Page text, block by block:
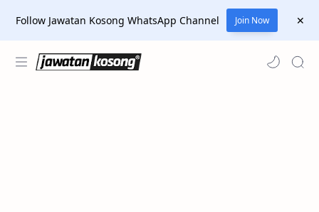
Follow Jawatan Kosong WhatsApp Channel Join Now